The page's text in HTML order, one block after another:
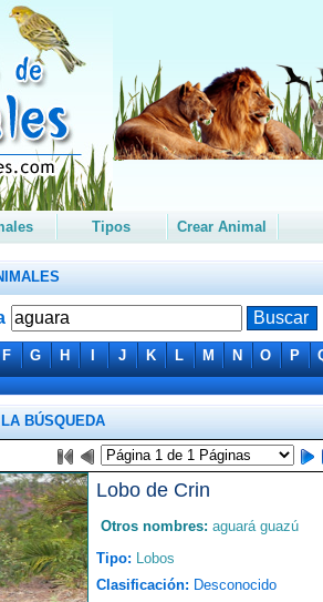
Tipos Crear Animal
F G H I J K L M N O P
BÚSQUEDA
Lobo de Crin
Otros nombres: aguará guazú
Tipo: Lobos
Clasificación: Desconocido